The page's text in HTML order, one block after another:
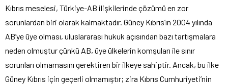
Kıbrıs meselesi, Türkiye-AB ilişkilerinde çözümü en zor
sorunlardan biri olarak kalmaktadır. Güney Kıbrıs’ın 2004 yılında
AB’ye üye olması, uluslararası hukuk açısından bazı tartışmalara
neden olmuştur çünkü AB, üye ülkelerin komşuları ile sınır
sorunları olmamasını gerektiren bir ilkeye sahiptir. Ancak, bu ilke
Güney Kıbrıs için geçerli olmamıştır; zira Kıbrıs Cumhuriyeti’nin